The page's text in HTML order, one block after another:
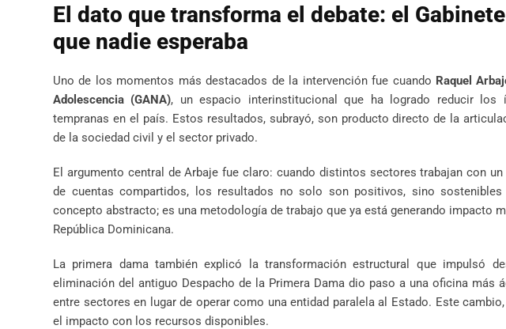
El dato que transforma el debate: el
que nadie esperaba
Uno de los momentos más destacados de la intervención fue cuando Raquel
Adolescencia (GANA), un espacio interinstitucional que ha logrado reducir los
tempranas en el país. Estos resultados, subrayó, son producto directo de la
de la sociedad civil y el sector privado.
El argumento central de Arbaje fue claro: cuando distintos sectores trabajan con
de cuentas compartidos, los resultados no solo son positivos, sino
concepto abstracto; es una metodología de trabajo que ya está generando impacto
República Dominicana.
La primera dama también explicó la transformación estructural que impulsó
eliminación del antiguo Despacho de la Primera Dama dio paso a una oficina más
entre sectores en lugar de operar como una entidad paralela al Estado. Este
el impacto con los recursos disponibles.